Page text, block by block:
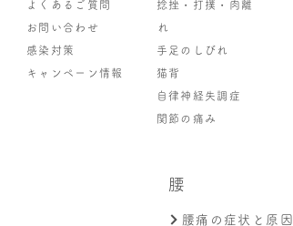
よくあるご質問
お問い合わせ
感染対策
キャンペーン情報
捻挫・打撲・肉離
れ
手足のしびれ
猫背
自律神経失調症
関節の痛み
腰
腰痛の症状と原因